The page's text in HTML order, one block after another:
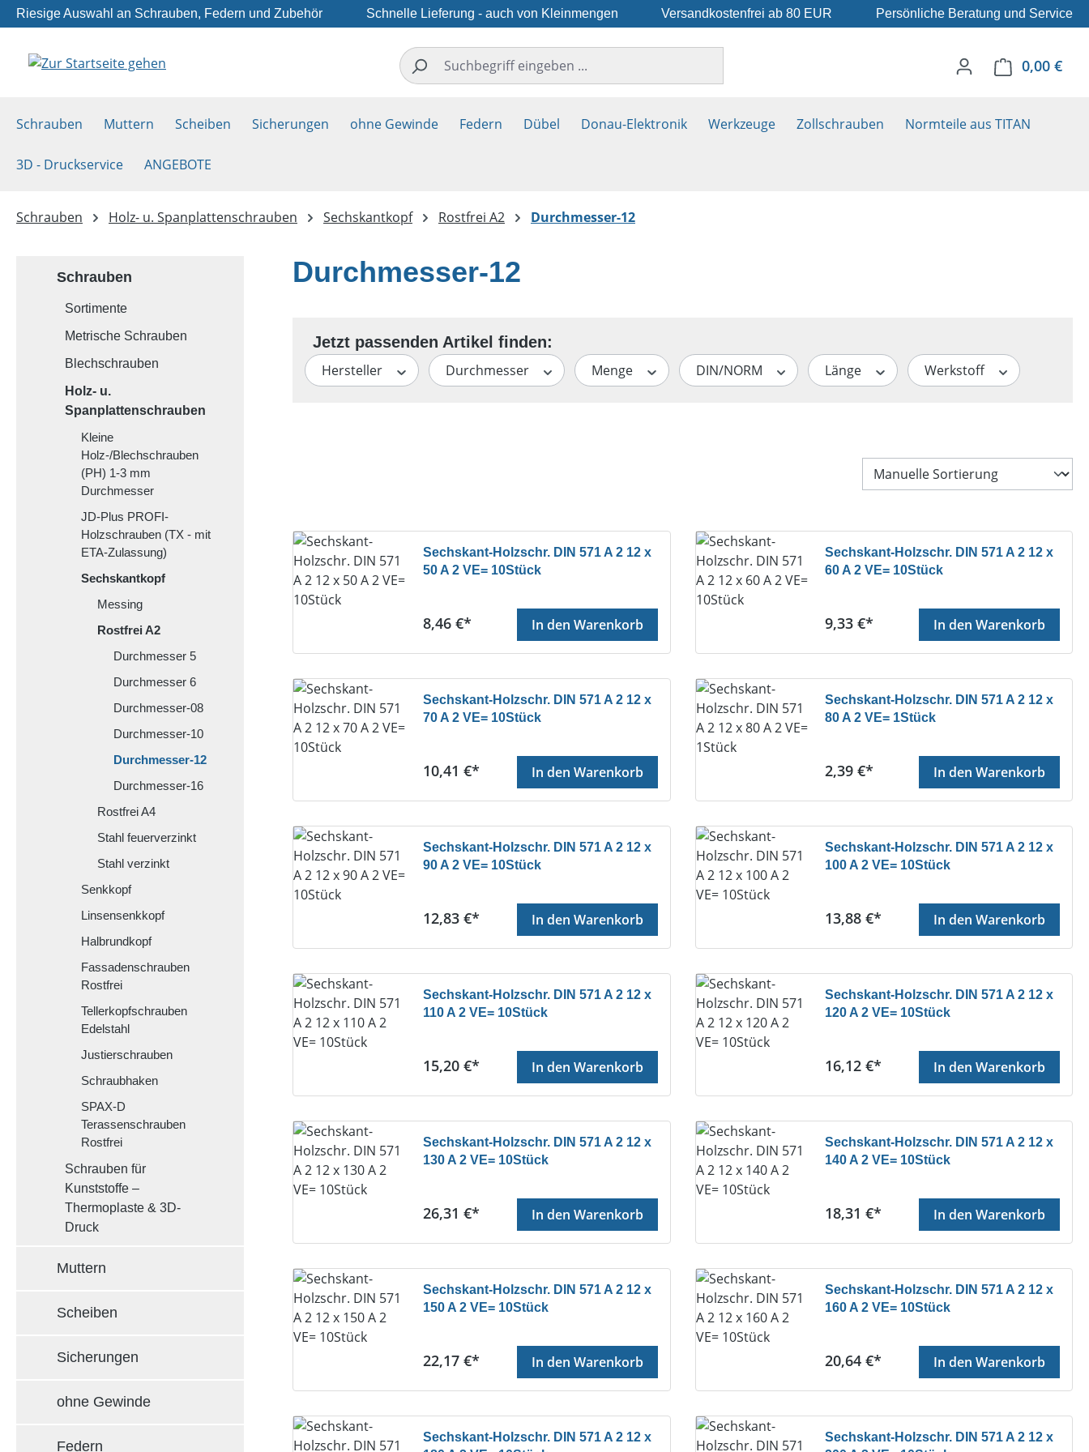
Hauptinhalt springen
Zur Suche springen
Zur Hauptnavigation springen
Riesige Auswahl an Schrauben, Federn und Zubehör Schnelle Lieferung - auch von Kleinmengen Versandkostenfrei ab 80 EUR Persönliche Beratung und Service
0,00 €
Schrauben Muttern Scheiben Sicherungen ohne Gewinde Federn Dübel Donau-Elektronik Werkzeuge Zollschrauben Normteile aus TITAN
3D - Druckservice ANGEBOTE
Schrauben Holz- u. Spanplattenschrauben Sechskantkopf Rostfrei A2 Durchmesser-12
Schrauben
Sortimente
Metrische Schrauben
Blechschrauben
Holz- u.
Spanplattenschrauben
Kleine
Holz-/Blechschrauben
(PH) 1-3 mm
Durchmesser
JD-Plus PROFI-
Holzschrauben (TX - mit
ETA-Zulassung)
Sechskantkopf
Messing
Rostfrei A2
Durchmesser 5
Durchmesser 6
Durchmesser-08
Durchmesser-10
Durchmesser-12
Durchmesser-16
Rostfrei A4
Stahl feuerverzinkt
Stahl verzinkt
Senkkopf
Linsensenkkopf
Halbrundkopf
Fassadenschrauben
Rostfrei
Tellerkopfschrauben
Edelstahl
Justierschrauben
Schraubhaken
SPAX-D
Terassenschrauben
Rostfrei
Schrauben für
Kunststoffe –
Thermoplaste & 3D-
Druck
Muttern
Scheiben
Sicherungen
ohne Gewinde
Federn
Durchmesser-12
Hersteller Durchmesser Menge DIN/NORM Länge Werkstoff
Sechskant-Holzschr. DIN 571 A 2 12 x
50 A 2 VE= 10Stück
Regulärer Preis:
8,46 €* In den Warenkorb
Sechskant-Holzschr. DIN 571 A 2 12 x
60 A 2 VE= 10Stück
Regulärer Preis:
9,33 €* In den Warenkorb
Sechskant-Holzschr. DIN 571 A 2 12 x
70 A 2 VE= 10Stück
Regulärer Preis:
10,41 €* In den Warenkorb
Sechskant-Holzschr. DIN 571 A 2 12 x
80 A 2 VE= 1Stück
Regulärer Preis:
2,39 €* In den Warenkorb
Sechskant-Holzschr. DIN 571 A 2 12 x
90 A 2 VE= 10Stück
Regulärer Preis:
12,83 €* In den Warenkorb
Sechskant-Holzschr. DIN 571 A 2 12 x
100 A 2 VE= 10Stück
Regulärer Preis:
13,88 €* In den Warenkorb
Sechskant-Holzschr. DIN 571 A 2 12 x
110 A 2 VE= 10Stück
Regulärer Preis:
15,20 €* In den Warenkorb
Sechskant-Holzschr. DIN 571 A 2 12 x
120 A 2 VE= 10Stück
Regulärer Preis:
16,12 €* In den Warenkorb
Sechskant-Holzschr. DIN 571 A 2 12 x
130 A 2 VE= 10Stück
Regulärer Preis:
26,31 €* In den Warenkorb
Sechskant-Holzschr. DIN 571 A 2 12 x
140 A 2 VE= 10Stück
Regulärer Preis:
18,31 €* In den Warenkorb
Sechskant-Holzschr. DIN 571 A 2 12 x
150 A 2 VE= 10Stück
Regulärer Preis:
22,17 €* In den Warenkorb
Sechskant-Holzschr. DIN 571 A 2 12 x
160 A 2 VE= 10Stück
Regulärer Preis:
20,64 €* In den Warenkorb
Sechskant-Holzschr. DIN 571 A 2 12 x
Sechskant-Holzschr. DIN 571 A 2 12 x